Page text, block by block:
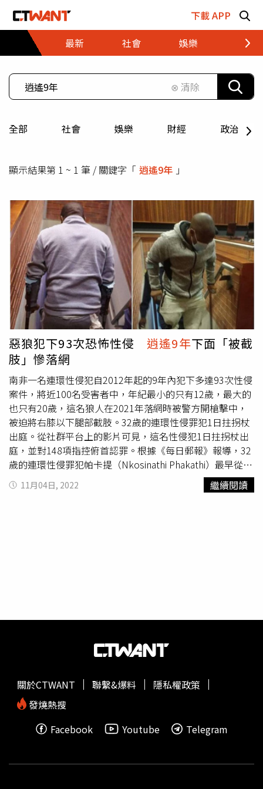
下載 APP
最新
社會 娛樂 財經
⊗ 清除
全部 社會 娛樂 財經 政治
顯示結果第 1 ~ 1 筆 / 關鍵字「 逍遙9年 」
惡狼犯下93次恐怖性侵逍遙9年下面「被截
肢」慘落網
南非一名連環性侵犯自2012年起的9年內犯下多達93次性侵
案件，將近100名受害者中，年紀最小的只有12歲，最大的
也只有20歲，這名狼人在2021年落網時被警方開槍擊中，
被迫將右膝以下腿部截肢。32歲的連環性侵罪犯1日拄拐杖
出庭。從社群平台上的影片可見，這名性侵犯1日拄拐杖出
庭，並對148項指控俯首認罪。根據《每日郵報》報導，32
歲的連環性侵罪犯帕卡提（Nkosinathi Phakathi）最早從
2012年6月在艾古萊尼市（Ekurhuleni）多個地點犯案，性
侵對象為12歲到20歲年輕女性，惡狼行徑持續大約9年。帕
釋，出院後轉押獄中。對於近百項性侵指控，數十項綁架、
非國家檢察署發言人表示，帕卡提最初面臨203項指控，但
政府後來撤銷了其中55條罪行。高等法院法官1日允許發布
被告的長相照片，並於8日會再次開庭，外界認為帕卡提可
能被判無期徒刑。
11月04日, 2022 繼續閱讀
關於CTWANT 聯繫&爆料
隱私權政策
發燒熱搜
Facebook
Youtube Telegram